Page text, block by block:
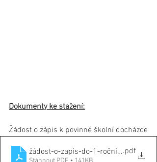
Dokumenty ke stažení:
Žádost o zápis k povinné školní docházce
žádost-o-zapis-do-1-ročníku_ke-
.pdf